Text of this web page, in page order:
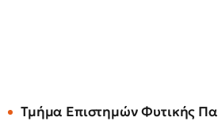
Τμήμα Επιστημών Φυτικής